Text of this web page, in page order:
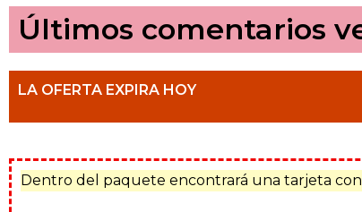
Últimos comentarios
LA OFERTA EXPIRA HOY
Dentro del paquete encontrará una tarjeta